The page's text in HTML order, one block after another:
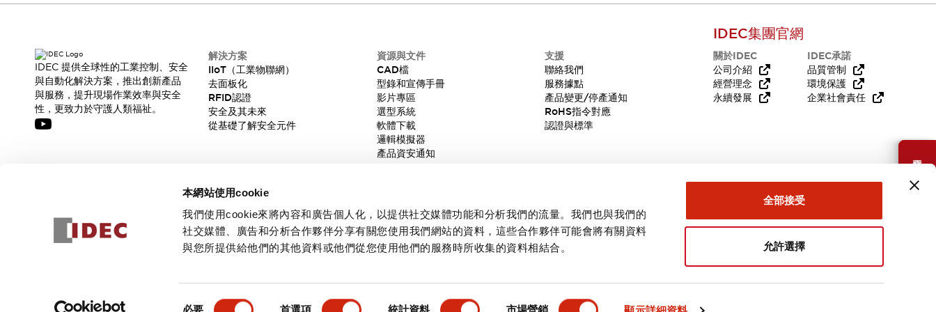
本網站使用cookie
我們使用cookie來將內容和廣告個人化，以提供社交媒體功能和分析我們的流量。我們也與我們的
社交媒體、廣告和分析合作夥伴分享有關您使用我們網站的資料，這些合作夥伴可能會將有關資料
與您所提供給他們的其他資料或他們從您使用他們的服務時所收集的資料相結合。
必要 首選項 統計資料 市場營銷
全部接受
允許選擇
需要幫助嗎？
IDEC 提供全球性的工業控制、安全
與自動化解決方案，推出創新產品
與服務，提升現場作業效率與安全
性，更致力於守護人類福祉。
解決方案
IIoT（工業物聯網）
去面板化
RFID認證
安全及其未來
從基礎了解安全元件
資源與文件
CAD檔
型錄和宣傳手冊
影片專區
選型系統
軟體下載
邏輯模擬器
產品資安通知
支援
聯絡我們
服務據點
產品變更/停產通知
RoHS指令對應
認證與標準
IDEC集團官網
關於IDEC
公司介紹
經營理念
永續發展
IDEC承諾
品質管制
環境保護
企業社會責任
訂閱
隱私權政策使用條款 台灣